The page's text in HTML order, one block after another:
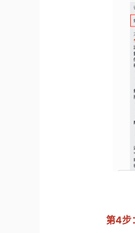
第4步：